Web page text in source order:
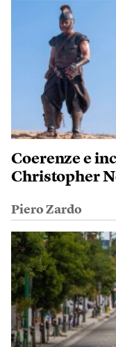
Coerenze e
Christopher
Piero Zardo